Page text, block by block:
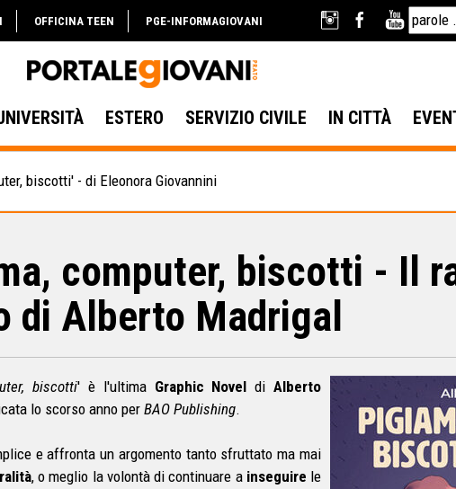
OFFICINA TEEN PGE-INFORMAGIOVANI
ESTERO SERVIZIO CIVILE IN CITTÀ
biscotti' - di Eleonora Giovannini
computer, biscotti - Il
di Alberto Madrigal
biscotti' è l'ultima Graphic Novel di Alberto
lo scorso anno per BAO Publishing.
e affronta un argomento tanto sfruttato ma mai
, o meglio la volontà di continuare a inseguire le